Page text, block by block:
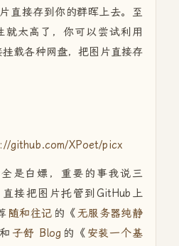
直接存到你的群晖上去。至
就太高了，你可以尝试利用
载各种网盘，把图片直接存
github.com/XPoet/picx
是白嫖，重要的事我说三
接把图片托管到GitHub上
随和往记 的《 无服务器纯静
子舒 Blog 的《 安装一个基